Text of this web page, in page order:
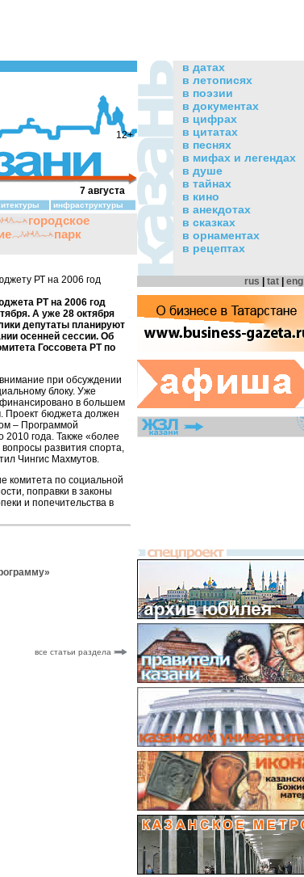
12+
7 августа
инфраструктуры
городское
парк
РТ на 2006 год
РТ на 2006 год
А уже 28 октября
депутаты планируют
осенней сессии. Об
Госсовета РТ по
при обсуждении
блоку. Уже
в большем
Проект бюджета должен
– Программой
2010 года. Также «более
развития спорта,
Чингис Махмутов.
комитета по социальной
поправки в законы
и попечительства в
все статьи раздела
в датах
в летописях
в поэзии
в документах
в цифрах
в цитатах
в песнях
в мифах и легендах
в душе
в тайнах
в кино
в анекдотах
в сказках
в орнаментах
в рецептах
rus tat eng